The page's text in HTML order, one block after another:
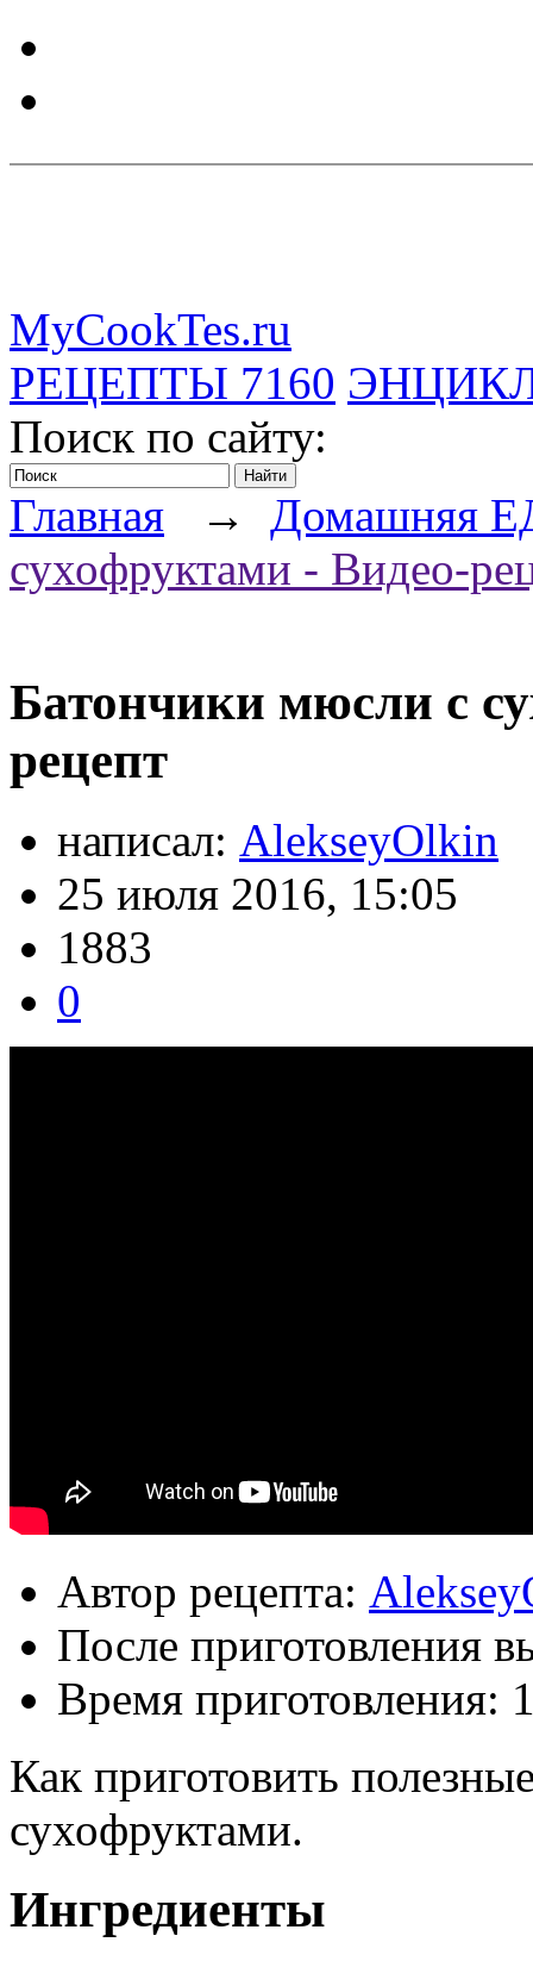
MyCookTes.ru
РЕЦЕПТЫ 7160
Поиск по сайту:
Главная → Домашняя
сухофруктами - Видео-
Батончики мюсли с
рецепт
написал: AlekseyOlkin
25 июля 2016, 15:05
1883
0
Автор рецепта:
После приготовления
Время приготовления:
Как приготовить
сухофруктами.
Ингредиенты